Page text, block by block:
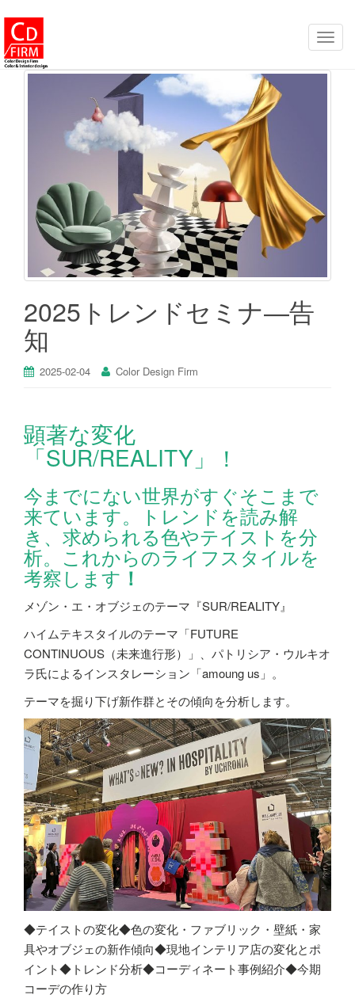
ナ
り
2025トレンドセミナ―告
知
2025-02-04 Color Design Firm
顕著な変化
「SUR/REALITY」！
今までにない世界がすぐそこまで
来ています。トレンドを読み解
き、求められる色やテイストを分
析。これからのライフスタイルを
考察します ！
メゾン・エ・オブジェのテーマ『SUR/REALITY』
ハイムテキスタイルのテーマ「FUTURE
CONTINUOUS（未来進行形）」、パトリシア・ウルキオ
ラ氏によるインスタレーション「amoung us」。
テーマを掘り下げ新作群とその傾向を分析します。
◆テイストの変化◆色の変化・ファブリック・壁紙・家
具やオブジェの新作傾向◆現地インテリア店の変化とポ
イント◆トレンド分析◆コーディネート事例紹介◆今期
コーデの作り方